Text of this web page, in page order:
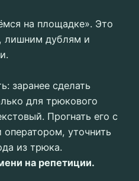
на площадке». Это
лишним дублям и
заранее сделать
для трюкового
Прогнать его с
уточнить
из трюка.
на репетиции.